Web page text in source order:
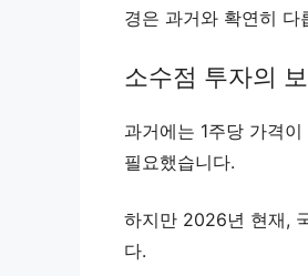
경은 과거와 확연히 다
소수점 투자의
과거에는 1주당 가격
필요했습니다.
하지만 2026년 현재,
다.